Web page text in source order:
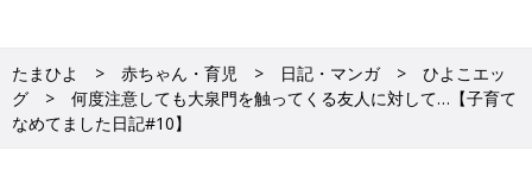
たまひよ 赤ちゃん・育児 日記・マンガ
ひよこエッ
グ
何度注意しても大泉門を触ってくる友人に対して…【子育て
なめてました日記#10】